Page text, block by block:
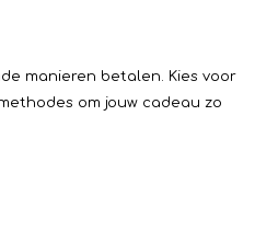
manieren betalen. Kies voor
om jouw cadeau zo